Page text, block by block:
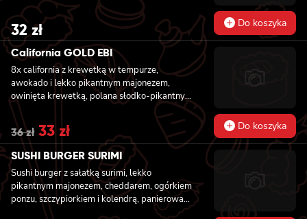
32zł Do koszyka
California GOLD EBI
8x california z krewetką w tempurze,
awokado i lekko pikantnym majonezem,
owinięta krewetką, polana słodko-pikantnym
sosem i posypana kolendrą
36zł Original
price
was:
36 zł.
33 zł Current
price
is:
33 zł.
Do koszyka
SUSHI BURGER SURIMI
Sushi burger z sałatką surimi, lekko
pikantnym majonezem, cheddarem, ogórkiem
ponzu, szczypiorkiem i kolendrą, panierowany
w chrupiącej panko